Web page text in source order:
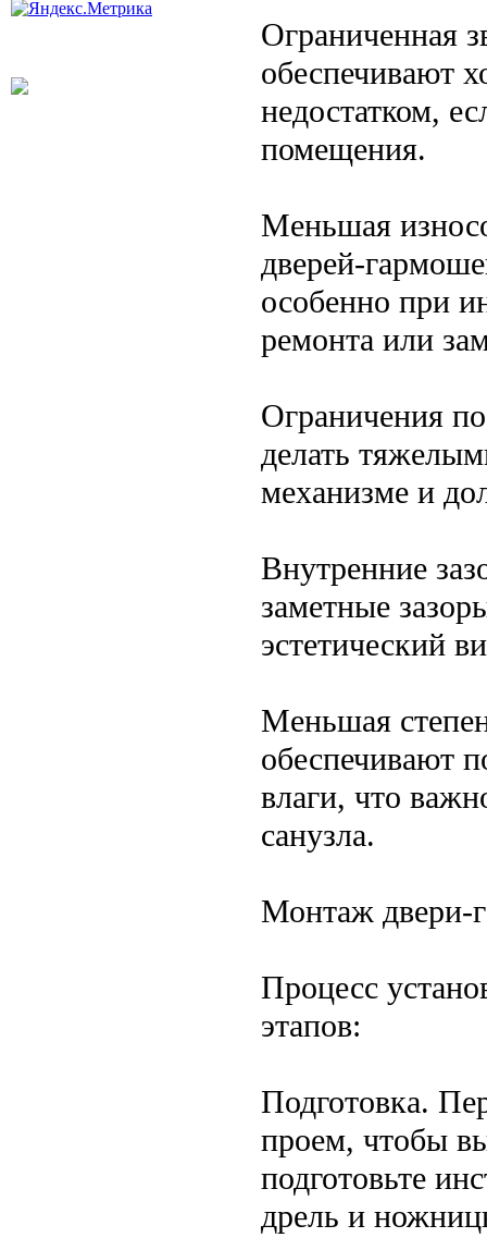
Ограниченная
обеспечивают
недостатком,
помещения.
Меньшая
дверей-
особенно при
ремонта или
Ограничения
делать
механизме и
Внутренние
заметные
эстетический
Меньшая
обеспечивают
влаги, что
санузла.
Монтаж двери-
Процесс
этапов:
Подготовка.
проем, чтобы
подготовьте
дрель и